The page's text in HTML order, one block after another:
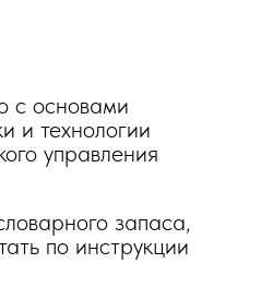
с основами
и технологии
управления
запаса,
по инструкции